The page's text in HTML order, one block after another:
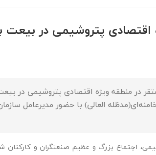
اقتصادی پتروشیمی در بیعت
در منطقه ویژه اقتصادی پتروشیمی در
العالی) با حضور مدیرعامل
اجتماع بزرگ و عظیم صنعتگران و